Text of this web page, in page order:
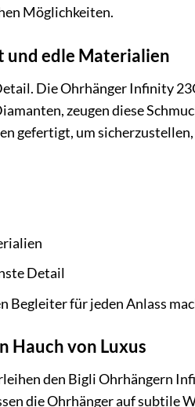
Möglichkeiten.
edle Materialien
Die Ohrhänger Infinity
zeugen diese
gefertigt, um
Detail
Begleiter für jeden Anlass
Hauch von Luxus
den Bigli Ohrhängern
die Ohrhänger auf subtile